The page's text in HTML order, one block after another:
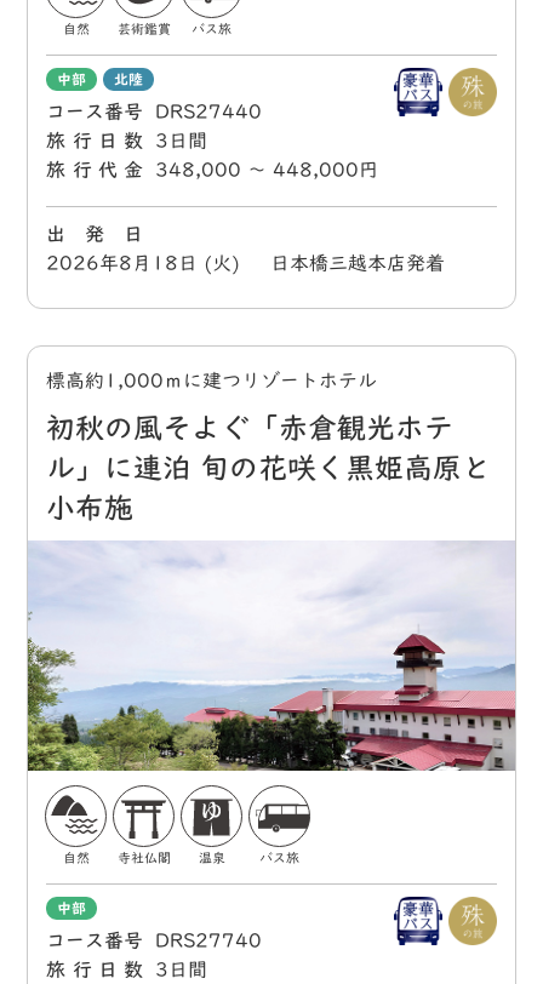
自然 芸術鑑賞 バス旅
中部 北陸
コース番号
DRS27440
旅行日数
3日間
旅行代金
348,000 〜 448,000円
出 発 日
2026年8月18日 (火) 日本橋三越本店発着
標高約1,000ｍに建つリゾートホテル
初秋の風そよぐ「赤倉観光ホテ
ル」に連泊 旬の花咲く黒姫高原と
小布施
自然 寺社仏閣 温泉 バス旅
中部
コース番号
DRS27740
旅行日数
3日間